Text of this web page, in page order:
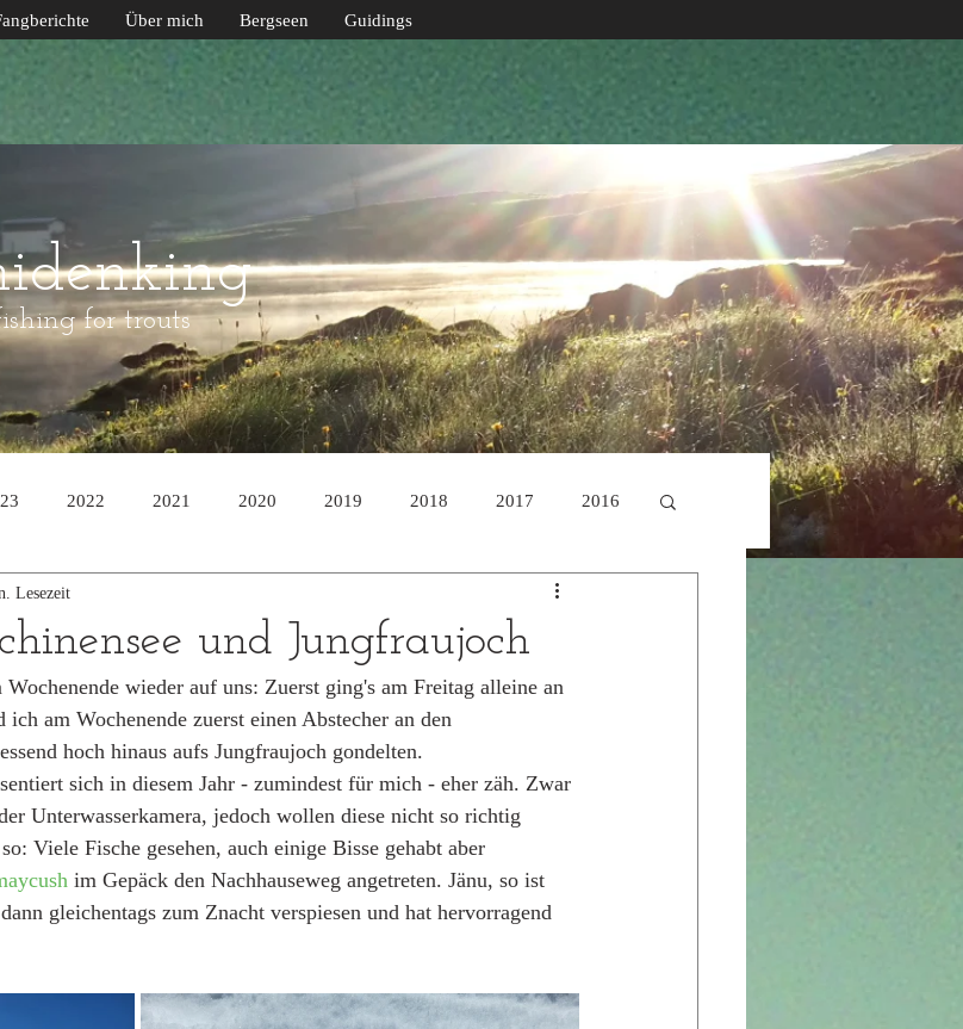
Über mich Bergseen Guidings
for trouts
2022 2021 2020 2019 2018 2017 2016
und Jungfraujoch
Lesezeit
wieder auf uns: Zuerst ging's am Freitag alleine an
am Wochenende zuerst einen Abstecher an den
hoch hinaus aufs Jungfraujoch gondelten.
sich in diesem Jahr - zumindest für mich - eher zäh. Zwar
Unterwasserkamera, jedoch wollen diese nicht so richtig
Viele Fische gesehen, auch einige Bisse gehabt aber
im Gepäck den Nachhauseweg angetreten. Jänu, so ist
gleichentags zum Znacht verspiesen und hat hervorragend